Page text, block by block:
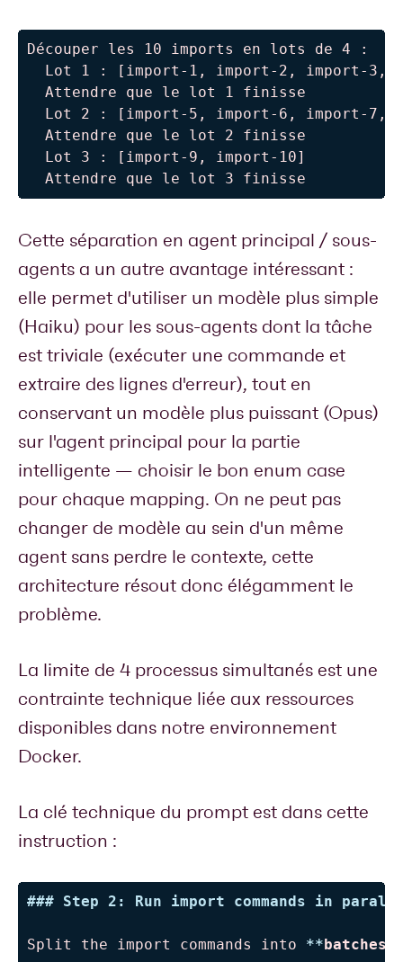
Découper les 10 imports en lots de 4 :
Lot 1 : [import-1, import-2, import-3,
  Attendre que le lot 1 finisse
Lot 2 : [import-5, import-6, import-7,
  Attendre que le lot 2 finisse
Lot 3 : [import-9, import-10]
  Attendre que le lot 3 finisse
Cette séparation en agent principal / sous-
agents a un autre avantage intéressant :
elle permet d'utiliser un modèle plus simple
(Haiku) pour les sous-agents dont la tâche
est triviale (exécuter une commande et
extraire des lignes d'erreur), tout en
conservant un modèle plus puissant (Opus)
sur l'agent principal pour la partie
intelligente — choisir le bon enum case
pour chaque mapping. On ne peut pas
changer de modèle au sein d'un même
agent sans perdre le contexte, cette
architecture résout donc élégamment le
problème.
La limite de 4 processus simultanés est une
contrainte technique liée aux ressources
disponibles dans notre environnement
Docker.
La clé technique du prompt est dans cette
instruction :
### Step 2: Run import commands in
Split the import commands into **batches